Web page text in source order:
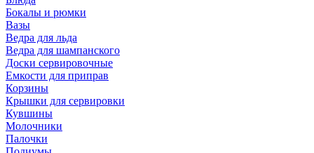
Бокалы и рюмки
Вазы
Ведра для льда
Ведра для шампанского
Доски сервировочные
Емкости для приправ
Корзины
Крышки для сервировки
Кувшины
Молочники
Палочки